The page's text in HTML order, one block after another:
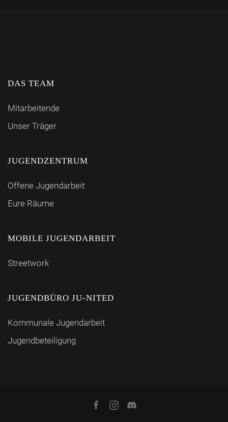
DAS TEAM
Mitarbeitende
Unser Träger
JUGENDZENTRUM
Offene Jugendarbeit
Eure Räume
MOBILE JUGENDARBEIT
Streetwork
JUGENDBÜRO JU-NITED
Kommunale Jugendarbeit
Jugendbeteiligung